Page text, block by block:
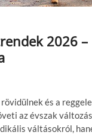
2026 –
és a
az évszak
váltásokról,